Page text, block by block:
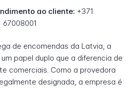
ao cliente: +371
67008001
de encomendas da Latvia, a
papel duplo que a diferencia de
comerciais. Como a provedora
designada, a empresa é